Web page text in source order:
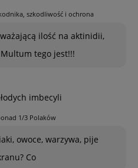
szkodliwość i ochrona
ilość na aktinidii,
tego jest!!!
imbecyli
1/3 Polaków
owoce, warzywa, pije
Co